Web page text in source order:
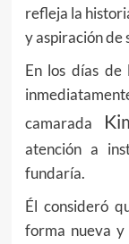
refleja la
y aspiración de
En los días de
camarada
atención a
fundaría.
Él consideró
forma nueva